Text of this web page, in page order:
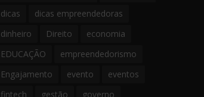
dicas
dicas empreendedoras
dinheiro
Direito
economia
EDUCAÇÃO
empreendedorismo
Engajamento
evento
eventos
fintech
gestão governo